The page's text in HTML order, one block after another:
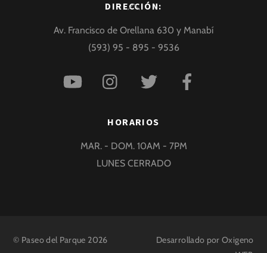
Back
DIRECCIÓN:
Av. Francisco de Orellana 630 y Manabí
(593) 95 - 895 - 9536
HORARIOS
MAR. - DOM. 10AM - 7PM
LUNES CERRADO
© Paseo del Parque 2026 Desarrollado porOxigeno